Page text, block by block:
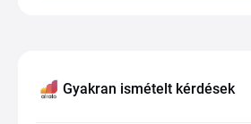
Gyakran ismételt kérdések